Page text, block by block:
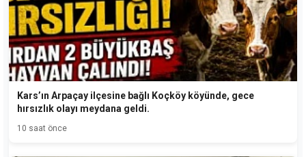
Kars’ın Arpaçay ilçesine bağlı Koçköy köyünde, gece
hırsızlık olayı meydana geldi.
10 saat önce